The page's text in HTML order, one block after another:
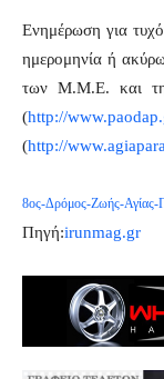
Ενημέρωση για
ημερομηνία ή
των Μ.Μ.Ε. και
(http://
(http://
8ος-Δρόμος-Ζωής-Αγίας-
Πηγή:irunmag.gr